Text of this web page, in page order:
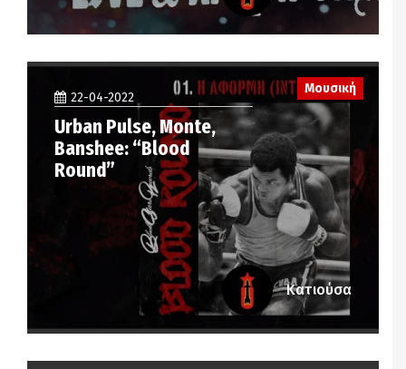
22-04-2022
Urban Pulse, Monte,
Banshee: “Blood
Round”
Μουσική
Κατιούσα